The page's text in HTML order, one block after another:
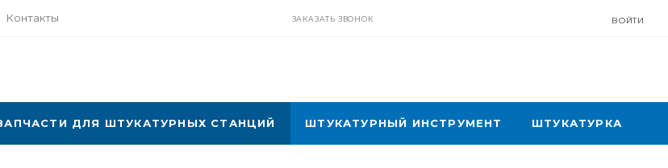
Контакты ЗАКАЗАТЬ ЗВОНОК ВОЙТИ
ДЛЯ ШТУКАТУРНЫХ СТАНЦИЙ ШТУКАТУРНЫЙ ИНСТРУМЕНТ ШТУКАТУРКА